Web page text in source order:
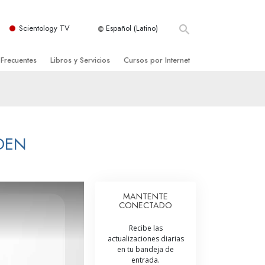
Scientology TV Español (Latino)
de Scientology
Libros y Servicios
Introductorias
Iniciales
Cursos por Internet
Ayudas para Enfermedades y Lesiones
La Integridad y la Honestidad
La Escala Tonal Emocional
MANTENTE
CONECTADO
Recibe las
actualizaciones diarias
en tu bandeja de
entrada.